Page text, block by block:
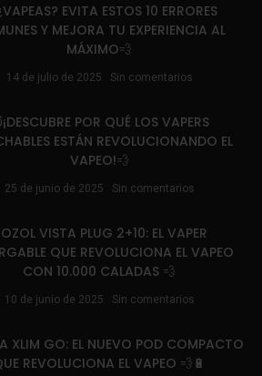
EVITA ESTOS 10 ERRORES
Y MEJORA TU EXPERIENCIA AL
MÁXIMO💨
14 de julio de 2025 Sin comentarios
POR QUÉ LOS VAPERS
ESTÁN REVOLUCIONANDO EL
VAPEO!💨
25 de junio de 2025 Sin comentarios
VISTA PLUG 2+10: EL VAPER
QUE REVOLUCIONA EL VAPEO
CON 10.000 CALADAS 💨
10 de junio de 2025 Sin comentarios
XLIM GO: EL NUEVO POD COMPACTO
REVOLUCIONA EL VAPEO 💨🔋